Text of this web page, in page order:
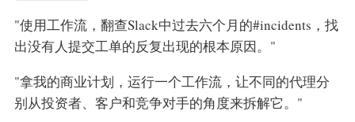
"使用工作流，翻查Slack中过去六个月的#incidents，找
出没有人提交工单的反复出现的根本原因。"
"拿我的商业计划，运行一个工作流，让不同的代理分
别从投资者、客户和竞争对手的角度来拆解它。"